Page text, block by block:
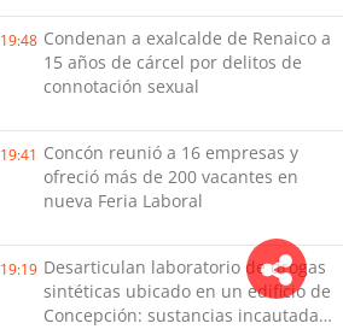
Región de Coquimbo
19:48 Condenan a exalcalde de Renaico a
15 años de cárcel por delitos de
connotación sexual
19:41 Concón reunió a 16 empresas y
ofreció más de 200 vacantes en
nueva Feria Laboral
19:19 Desarticulan laboratorio de drogas
sintéticas ubicado en un edificio de
Concepción: sustancias incautadas